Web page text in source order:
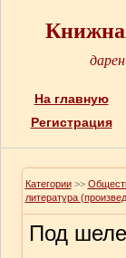
На главную
Регистрация
Категории >>
литература
Под